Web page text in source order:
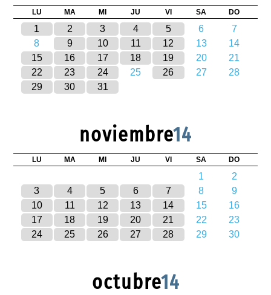
LU MA MI JU VI SA DO
1 2 3 4 5 6
7
8
9 10 11 12 13
14
15
16 17 18 19 20
21
22
23 24 25 26 27
28
29
30 31
noviembre14
LU MA MI JU VI SA DO
1
2
3
4 5 6 7 8
9
10
11 12 13 14 15
16
17
18 19 20 21 22
23
24
25 26 27 28 29 30
octubre14